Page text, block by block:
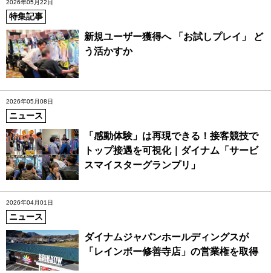
2026年05月22日
特集記事
新規ユーザー獲得へ 「お試しプレイ」 ど
う活かすか
2026年05月08日
ニュース
「感動体験」は再現できる！接客競技で
トップ接遇を可視化｜ダイナム「サービ
スマイスターグランプリ」
2026年04月01日
ニュース
ダイナムジャパンホールディングスが
「レインボー修善寺店」の営業権を取得